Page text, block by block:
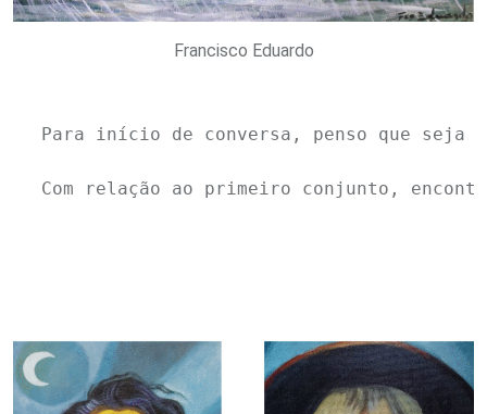
Francisco Eduardo
Para início de conversa, penso que
Com relação ao primeiro conjunto,